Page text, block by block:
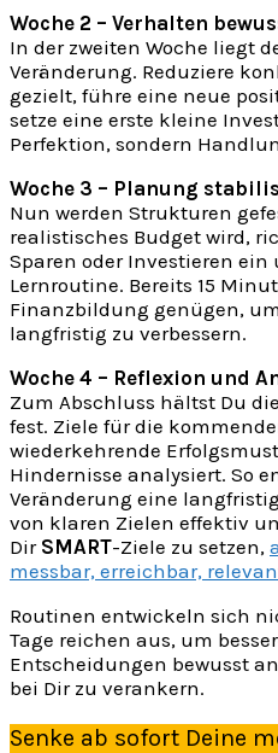
Woche 2 – Verhalten
In der zweiten Woche liegt
Veränderung. Reduziere
gezielt, führe eine neue
setze eine erste kleine
Perfektion, sondern
Woche 3 – Planung
Nun werden Strukturen
realistisches Budget wird,
Sparen oder Investieren
Lernroutine. Bereits 15
Finanzbildung genügen,
langfristig zu verbessern.
Woche 4 – Reflexion und
Zum Abschluss hältst Du
fest. Ziele für die
wiederkehrende
Hindernisse analysiert. So
Veränderung eine
von klaren Zielen effektiv
Dir SMART-Ziele zu setzen,
messbar, erreichbar,
Routinen entwickeln sich
Tage reichen aus, um
Entscheidungen bewusst
bei Dir zu verankern.
Senke ab sofort Deine